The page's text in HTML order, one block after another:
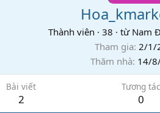
Thành viên · 38 · từ Nam
Tham gia 2/1/
Thăm nhà 14/
Bài viết
2
Tương tác
0